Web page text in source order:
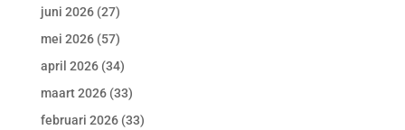
juni 2026(27)
mei 2026(57)
april 2026(34)
maart 2026(33)
februari 2026(33)